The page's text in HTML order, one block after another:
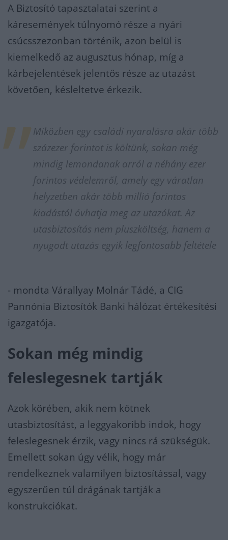
A Biztosító tapasztalatai szerint a
káresemények túlnyomó része a nyári
csúcsszezonban történik, azon belül is
kiemelkedő az augusztus hónap, míg a
kárbejelentések jelentős része az utazást
követően, késleltetve érkezik.
Miközben egy családi nyaralásra akár több
százezer forintot is költünk, sokan még
mindig lemondanak arról a néhány ezer
forintos védelemről, amely egy váratlan
helyzetben akár több millió forintos
kiadástól óvhatja meg az utazókat. Az
utasbiztosítás nem pluszköltség, hanem a
nyugodt utazás egyik legfontosabb feltétele
- mondta Várallyay Molnár Tádé, a CIG
Pannónia Biztosítók Banki hálózat értékesítési
igazgatója.
Sokan még mindig
feleslegesnek tartják
Azok körében, akik nem kötnek
utasbiztosítást, a leggyakoribb indok, hogy
feleslegesnek érzik, vagy nincs rá szükségük.
Emellett sokan úgy vélik, hogy már
rendelkeznek valamilyen biztosítással, vagy
egyszerűen túl drágának tartják a
konstrukciókat.